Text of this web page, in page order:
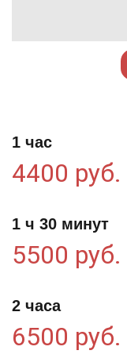
1 час
4400 руб.
1 ч 30 минут
5500 руб.
2 часа
6500 руб.